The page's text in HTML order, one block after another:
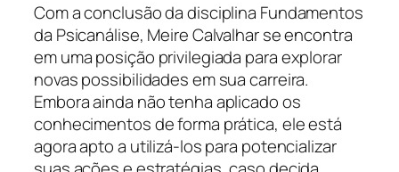
Com a conclusão da disciplina Fundamentos
da Psicanálise, Meire Calvalhar se encontra
em uma posição privilegiada para explorar
novas possibilidades em sua carreira.
Embora ainda não tenha aplicado os
conhecimentos de forma prática, ele está
agora apto a utilizá-los para potencializar